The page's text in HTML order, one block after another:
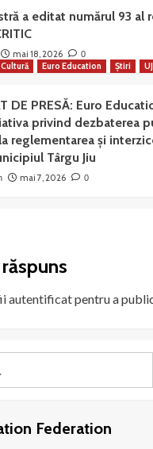
a editat numărul 93 al
mai 18, 2026 0
Euro Education Știri
DE PRESĂ: Euro
privind dezbaterea
reglementarea și
Târgu Jiu
mai 7, 2026 0
autentificatpentru a
Federation